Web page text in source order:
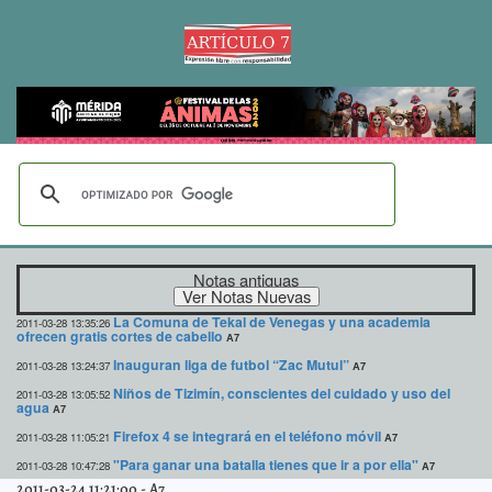
Notas antiguas
2011-03-28 13:35:26 La Comuna de Tekal de Venegas y una academia
ofrecen gratis cortes de cabello A7
2011-03-28 13:24:37 Inauguran liga de futbol “Zac Mutul” A7
2011-03-28 13:05:52 Niños de Tizimín, conscientes del cuidado y uso del
agua A7
2011-03-28 11:05:21 Firefox 4 se integrará en el teléfono móvil A7
2011-03-28 10:47:28 "Para ganar una batalla tienes que ir a por ella" A7